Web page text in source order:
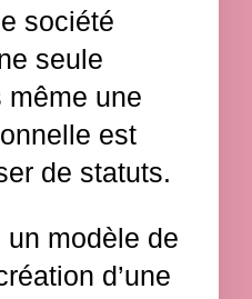
société
seule
même une
est
de statuts.
modèle de
d’une